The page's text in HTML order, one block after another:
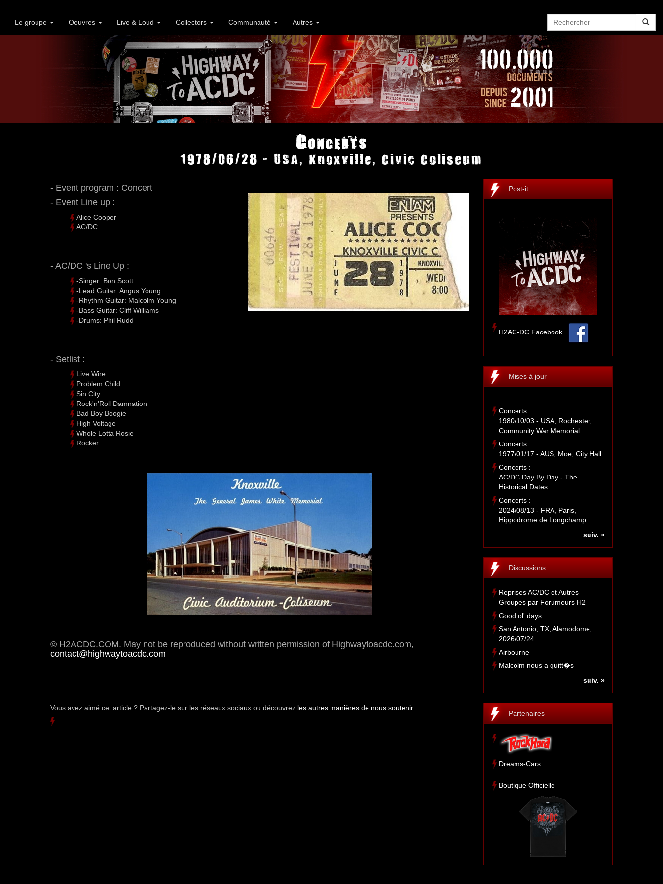
Le groupe Oeuvres Live & Loud Collectors Communauté Autres
Concerts
1978/06/28 - USA, Knoxville, Civic Coliseum
- Event program : Concert
- Event Line up :
Alice Cooper
AC/DC
- AC/DC 's Line Up :
-Singer: Bon Scott
-Lead Guitar: Angus Young
-Rhythm Guitar: Malcolm Young
-Bass Guitar: Cliff Williams
-Drums: Phil Rudd
- Setlist :
Live Wire
Problem Child
Sin City
Rock'n'Roll Damnation
Bad Boy Boogie
High Voltage
Whole Lotta Rosie
Rocker
© H2ACDC.COM. May not be reproduced without written permission of Highwaytoacdc.com,
contact@highwaytoacdc.com
Vous avez aimé cet article ? Partagez-le sur les réseaux sociaux ou découvrez les autres manières de nous soutenir.
Post-it
H2AC-DC Facebook
Mises à jour
Concerts :
1980/10/03 - USA, Rochester,
Community War Memorial
Concerts :
1977/01/17 - AUS, Moe, City Hall
Concerts :
AC/DC Day By Day - The
Historical Dates
Concerts :
2024/08/13 - FRA, Paris,
Hippodrome de Longchamp
suiv. »
Discussions
Reprises AC/DC et Autres
Groupes par Forumeurs H2
Good ol' days
San Antonio, TX, Alamodome,
2026/07/24
Airbourne
Malcolm nous a quitt�s
suiv. »
Partenaires
Dreams-Cars
Boutique Officielle